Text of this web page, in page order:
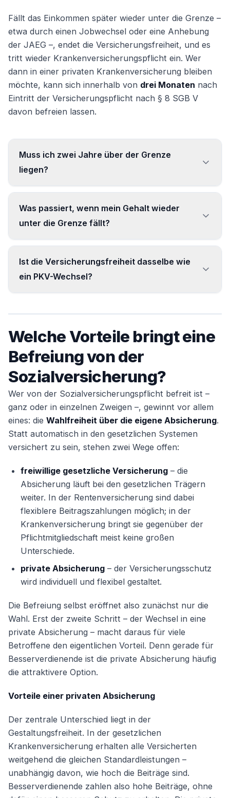
Fällt das Einkommen später wieder unter die Grenze –
etwa durch einen Jobwechsel oder eine Anhebung
der JAEG –, endet die Versicherungsfreiheit, und es
tritt wieder Krankenversicherungspflicht ein. Wer
dann in einer privaten Krankenversicherung bleiben
möchte, kann sich innerhalb von drei Monaten nach
Eintritt der Versicherungspflicht nach § 8 SGB V
davon befreien lassen.
Muss ich zwei Jahre über der Grenze
liegen?
Freiheit sofort. Nur bei einer Gehaltserhöhung
im laufenden Job zählt zusätzlich das Folgejahr.
Was passiert, wenn mein Gehalt wieder
unter die Grenze fällt?
Krankenversicherungspflicht ein, sofern Sie
nicht innerhalb von drei Monaten einen
Befreiungsantrag nach § 8 SGB V stellen.
Ist die Versicherungsfreiheit dasselbe wie
ein PKV-Wechsel?
eigene Folgeentscheidung.
Welche Vorteile bringt eine
Befreiung von der
Sozialversicherung?
Wer von der Sozialversicherungspflicht befreit ist –
ganz oder in einzelnen Zweigen –, gewinnt vor allem
eines: die Wahlfreiheit über die eigene Absicherung.
Statt automatisch in den gesetzlichen Systemen
versichert zu sein, stehen zwei Wege offen:
freiwillige gesetzliche Versicherung – die
Absicherung läuft bei den gesetzlichen Trägern
weiter. In der Rentenversicherung sind dabei
flexiblere Beitragszahlungen möglich; in der
Krankenversicherung bringt sie gegenüber der
Pflichtmitgliedschaft meist keine großen
Unterschiede.
private Absicherung – der Versicherungsschutz
wird individuell und flexibel gestaltet.
Die Befreiung selbst eröffnet also zunächst nur die
Wahl. Erst der zweite Schritt – der Wechsel in eine
private Absicherung – macht daraus für viele
Betroffene den eigentlichen Vorteil. Denn gerade für
Besserverdienende ist die private Absicherung häufig
die attraktivere Option.
Vorteile einer privaten Absicherung
Der zentrale Unterschied liegt in der
Gestaltungsfreiheit. In der gesetzlichen
Krankenversicherung erhalten alle Versicherten
weitgehend die gleichen Standardleistungen –
unabhängig davon, wie hoch die Beiträge sind.
Besserverdienende zahlen also hohe Beiträge, ohne